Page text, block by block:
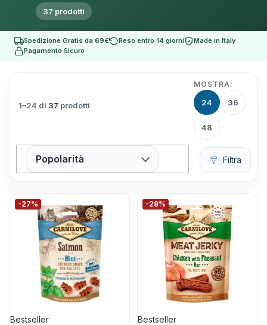
37 prodotti
Spedizione Gratis da 69€ Reso entro 14 giorni
Made in Italy
Pagamento Sicuro
Filtra
Popolarità
1–24 di 37 prodotti
MOSTRA:
24 36
48
Bestseller
-27%
Bestseller
-28%